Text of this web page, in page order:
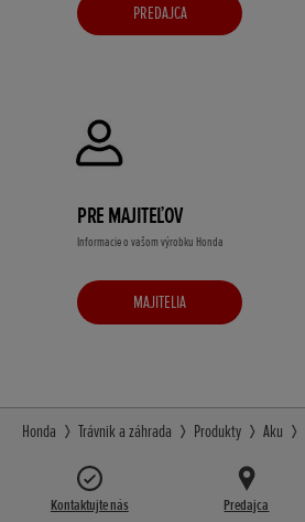
PREDAJCA
PRE MAJITEĽOV
Informacie o vašom výrobku Honda
MAJITELIA
Honda Trávnik a záhrada Produkty Aku
Kontaktujte nás Predajca